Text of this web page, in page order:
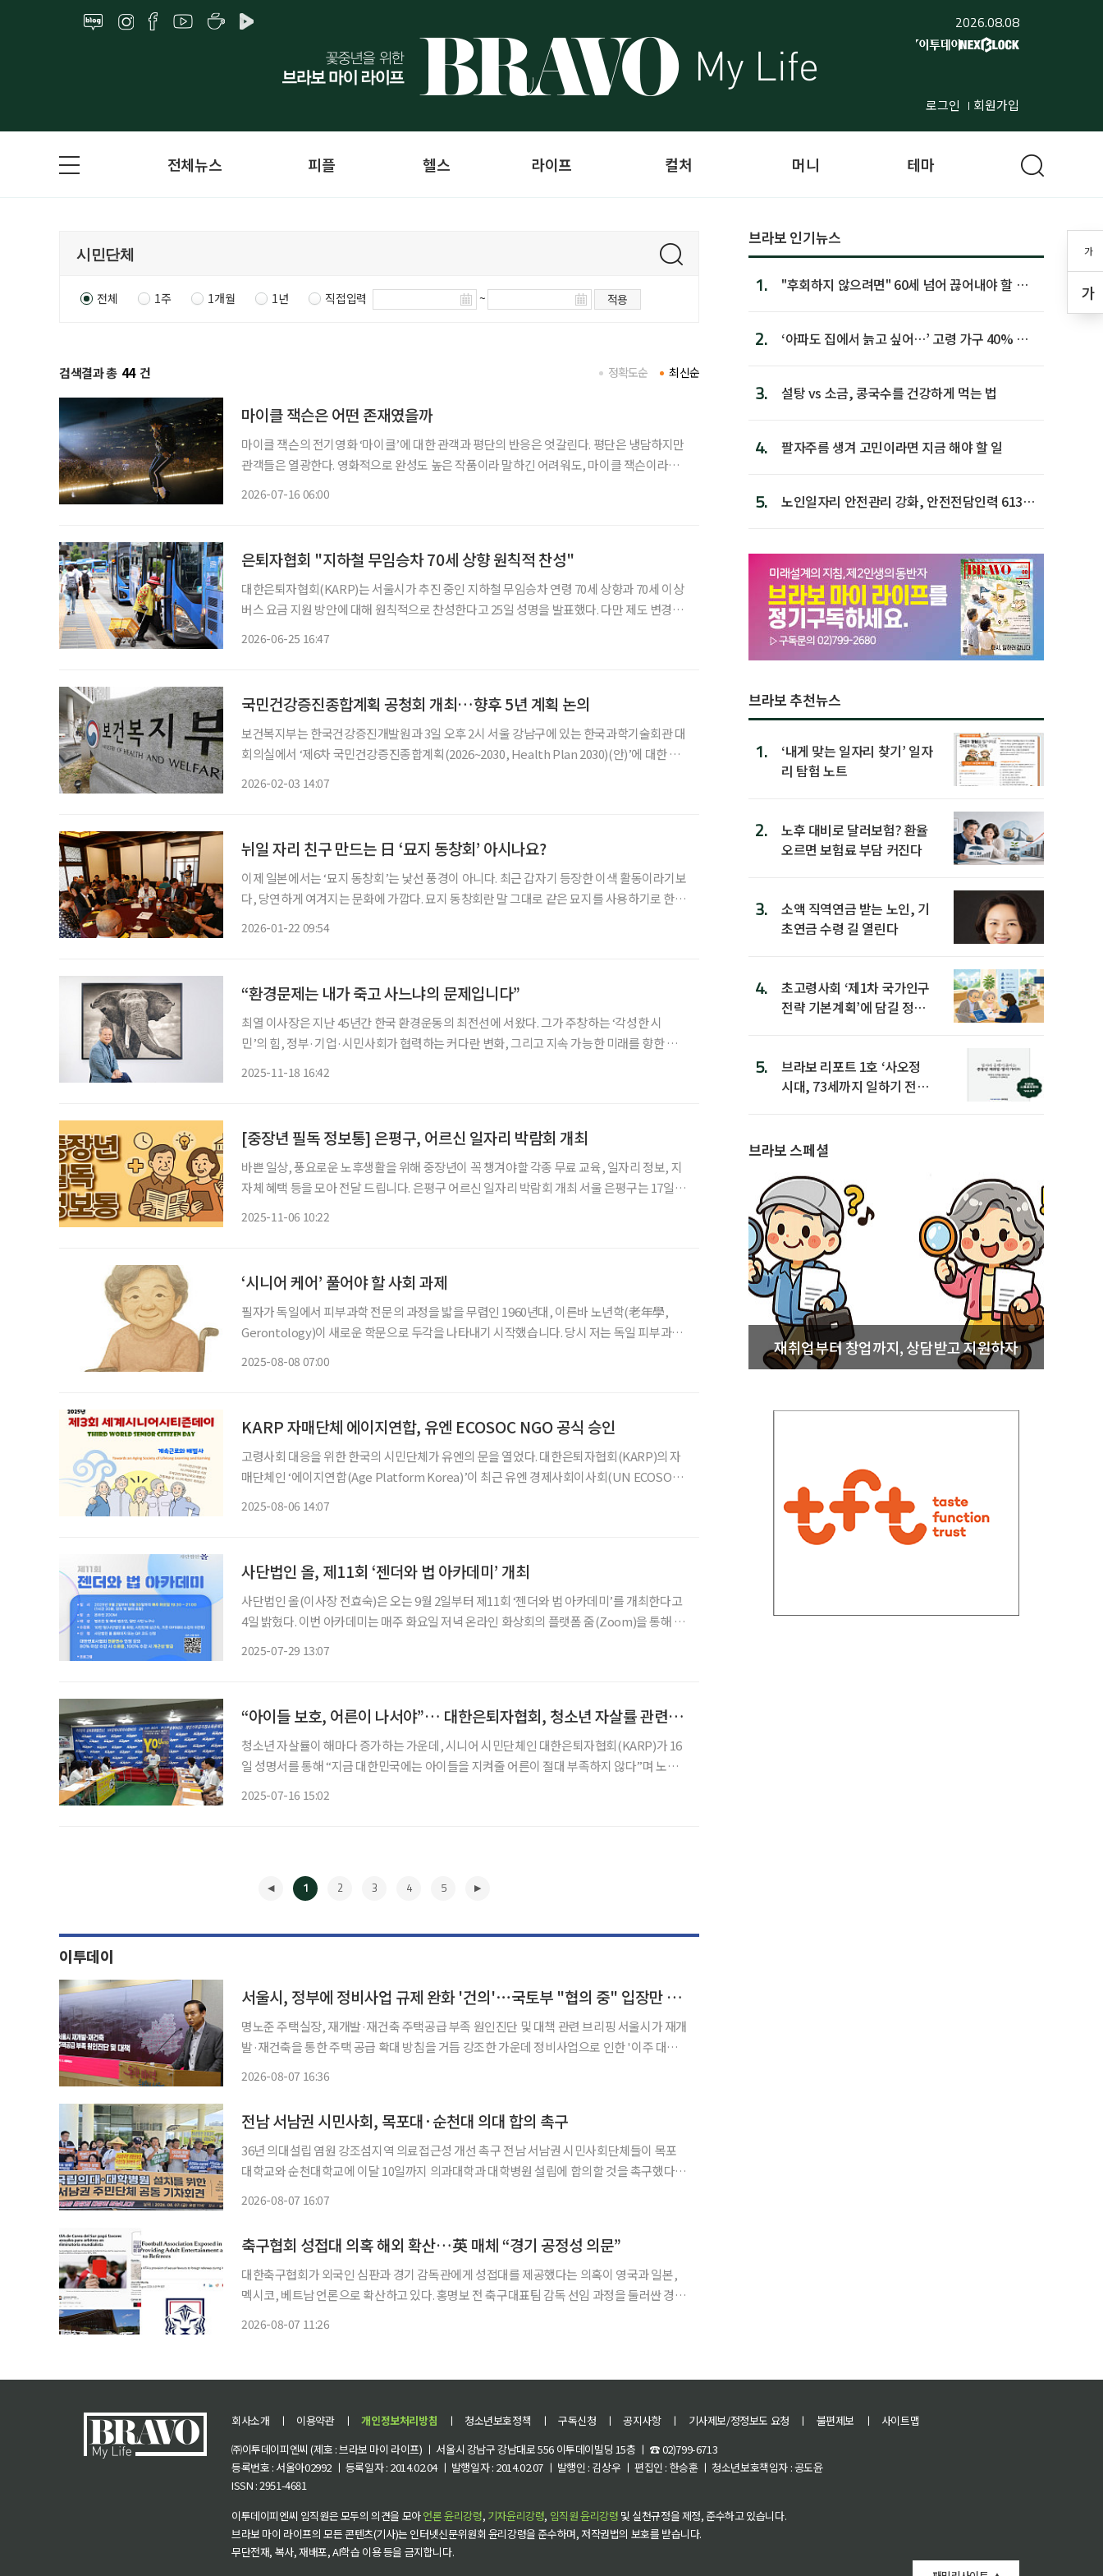
2026.08.08
로그인 회원가입
가
가
전체뉴스 피플 헬스 라이프 컬처 머니 테마
전체 1주 1개월 1년 직접입력 ~ 적용
검색결과 총 44 건 최신순
정확도순
마이클 잭슨은 어떤 존재였을까
마이클 잭슨의 전기영화 ‘마이클’에 대한 관객과 평단의 반응은 엇갈린다. 평단은 냉담하지만
관객들은 열광한다. 영화적으로 완성도 높은 작품이라 말하긴 어려워도, 마이클 잭슨이라는
2026-07-16 06:00
은퇴자협회 "지하철 무임승차 70세 상향 원칙적 찬성"
대한은퇴자협회(KARP)는 서울시가 추진 중인 지하철 무임승차 연령 70세 상향과 70세 이상
버스 요금 지원 방안에 대해 원칙적으로 찬성한다고 25일 성명을 발표했다. 다만 제도 변경에
2026-06-25 16:47
국민건강증진종합계획 공청회 개최…향후 5년 계획 논의
보건복지부는 한국건강증진개발원과 3일 오후 2시 서울 강남구에 있는 한국과학기술회관 대
회의실에서 ‘제6차 국민건강증진종합계획(2026~2030, Health Plan 2030)(안)’에 대한 공
2026-02-03 14:07
뉘일 자리 친구 만드는 日 ‘묘지 동창회’ 아시나요?
이제 일본에서는 ‘묘지 동창회’는 낯선 풍경이 아니다. 최근 갑자기 등장한 이색 활동이라기보
다, 당연하게 여겨지는 문화에 가깝다. 묘지 동창회란 말 그대로 같은 묘지를 사용하기로 한
2026-01-22 09:54
“환경문제는 내가 죽고 사느냐의 문제입니다”
최열 이사장은 지난 45년간 한국 환경운동의 최전선에 서왔다. 그가 주창하는 ‘각성한 시
민’의 힘, 정부·기업·시민사회가 협력하는 커다란 변화, 그리고 지속 가능한 미래를 향한 그
2025-11-18 16:42
[중장년 필독 정보통] 은평구, 어르신 일자리 박람회 개최
바쁜 일상, 풍요로운 노후생활을 위해 중장년이 꼭 챙겨야할 각종 무료 교육, 일자리 정보, 지
자체 혜택 등을 모아 전달 드립니다. 은평구 어르신 일자리 박람회 개최 서울 은평구는 17일
2025-11-06 10:22
‘시니어 케어’ 풀어야 할 사회 과제
필자가 독일에서 피부과학 전문의 과정을 밟을 무렵인 1960년대, 이른바 노년학(老年學,
Gerontology)이 새로운 학문으로 두각을 나타내기 시작했습니다. 당시 저는 독일 피부과학
2025-08-08 07:00
KARP 자매단체 에이지연합, 유엔 ECOSOC NGO 공식 승인
고령사회 대응을 위한 한국의 시민단체가 유엔의 문을 열었다. 대한은퇴자협회(KARP)의 자
매단체인 ‘에이지연합(Age Platform Korea)’이 최근 유엔 경제사회이사회(UN ECOSOC)
2025-08-06 14:07
사단법인 올, 제11회 ‘젠더와 법 아카데미’ 개최
사단법인 올(이사장 전효숙)은 오는 9월 2일부터 제11회 ‘젠더와 법 아카데미’를 개최한다고
4일 밝혔다. 이번 아카데미는 매주 화요일 저녁 온라인 화상회의 플랫폼 줌(Zoom)을 통해 총
2025-07-29 13:07
“아이들 보호, 어른이 나서야”… 대한은퇴자협회, 청소년 자살률 관련 성명
청소년 자살률이 해마다 증가하는 가운데, 시니어 시민단체인 대한은퇴자협회(KARP)가 16
일 성명서를 통해 “지금 대한민국에는 아이들을 지켜줄 어른이 절대 부족하지 않다”며 노년
2025-07-16 15:02
1 2 3 4 5
이투데이
서울시, 정부에 정비사업 규제 완화 '건의'⋯국토부 "협의 중" 입장만 [종합]
명노준 주택실장, 재개발·재건축 주택공급 부족 원인진단 및 대책 관련 브리핑 서울시가 재개
발·재건축을 통한 주택 공급 확대 방침을 거듭 강조한 가운데 정비사업으로 인한 '이주 대란'
2026-08-07 16:36
전남 서남권 시민사회, 목포대·순천대 의대 합의 촉구
36년 의대설립 염원 강조섬지역 의료접근성 개선 촉구 전남 서남권 시민사회단체들이 목포
대학교와 순천대학교에 이달 10일까지 의과대학과 대학병원 설립에 합의할 것을 촉구했다.
2026-08-07 16:07
축구협회 성접대 의혹 해외 확산…英 매체 “경기 공정성 의문”
대한축구협회가 외국인 심판과 경기 감독관에게 성접대를 제공했다는 의혹이 영국과 일본,
멕시코, 베트남 언론으로 확산하고 있다. 홍명보 전 축구대표팀 감독 선임 과정을 둘러싼 경찰
2026-08-07 11:26
브라보 인기뉴스
1.
"후회하지 않으려면" 60세 넘어 끊어내야 할 사
2.
‘아파도 집에서 늙고 싶어…’ 고령 가구 40% 노
3. 설탕 vs 소금, 콩국수를 건강하게 먹는 법
4. 팔자주름 생겨 고민이라면 지금 해야 할 일
5.
노인일자리 안전관리 강화, 안전전담인력 613명
브라보 추천뉴스
1.
‘내게 맞는 일자리 찾기’ 일자
리 탐험 노트
2.
노후 대비로 달러보험? 환율
오르면 보험료 부담 커진다
3.
소액 직역연금 받는 노인, 기
초연금 수령 길 열린다
4.
초고령사회 ‘제1차 국가인구
전략 기본계획’에 담길 정책
5.
브라보 리포트 1호 ‘사오정
시대, 73세까지 일하기 전략’
브라보 스페셜
재취업부터 창업까지, 상담받고 지원하자
회사소개 ㅣ 이용약관 ㅣ 개인정보처리방침 ㅣ 청소년보호정책 ㅣ 구독신청 ㅣ 공지사항 ㅣ 기사제보/정정보도 요청 ㅣ 불편제보 ㅣ
사이트맵
㈜이투데이피엔씨 (제호 : 브라보 마이 라이프) ㅣ 서울시 강남구 강남대로 556 이투데이빌딩 15층 ㅣ ☎ 02)799-6713
등록번호 : 서울아02992 ㅣ 등록일자 : 2014.02.04 ㅣ 발행일자 : 2014.02.07 ㅣ 발행인 : 김상우 ㅣ 편집인 : 한승훈 ㅣ 청소년보호책임자 : 공도윤
ISSN : 2951-4681
이투데이피엔씨 임직원은 모두의 의견을 모아언론 윤리강령, 기자윤리강령, 임직원 윤리강령 및 실천규정을 제정, 준수하고 있습니다.
브라보 마이 라이프의 모든 콘텐츠(기사)는 인터넷신문위원회 윤리강령을 준수하며, 저작권법의 보호를 받습니다.
무단전재, 복사, 재배포, AI학습 이용 등을 금지합니다.